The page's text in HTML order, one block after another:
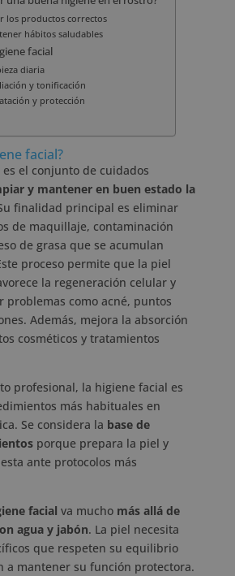
los productos correctos
hábitos saludables
facial
diaria
y tonificación
y protección
facial?
el conjunto de cuidados
y mantener en buen estado la
finalidad principal es eliminar
de maquillaje, contaminación
de grasa que se acumulan
proceso permite que la piel
la regeneración celular y
problemas como acné, puntos
Además, mejora la absorción
cosméticos y tratamientos
profesional, la higiene facial es
más habituales en
Se considera la base de
porque prepara la piel y
ante protocolos más
facial va muchomás allá de
agua y jabón. La piel necesita
que respeten su equilibrio
a mantener su función protectora.